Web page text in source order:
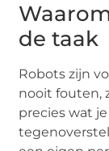
de taak
Robots zijn
nooit fouten,
precies wat